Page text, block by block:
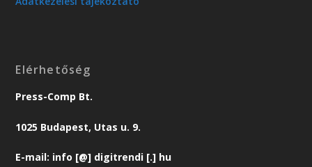
Elérhetőség
Press-Comp Bt.
1025 Budapest, Utas u. 9.
E-mail: info [@] digitrendi [.] hu